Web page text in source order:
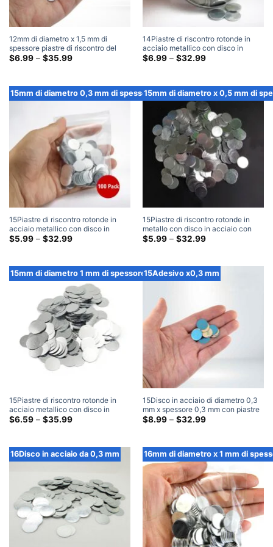
12mm di diametro x 1,5 mm di
spessore piastre di riscontro del
disco in acciaio con disco in
$6.99 – $35.99Fascia
Attraverso
$35.99
14Piastre di riscontro rotonde in
acciaio metallico con disco in
acciaio di diametro mm x 1 mm di
$6.99 – $32.99Fascia
Attraverso
$32.99
15mm di diametro 0,3 mm di spessore
15Piastre di riscontro rotonde in
acciaio metallico con disco in
acciaio di diametro mm x 0,3 mm di
$5.99 – $32.99Fascia
Attraverso
$32.99
15mm di diametro x 0,5 mm di
15Piastre di riscontro rotonde in
metallo con disco in acciaio con
disco in acciaio di diametro mm x
$5.99 – $32.99Fascia
Attraverso
$32.99
15mm di diametro 1 mm di spessore
15Piastre di riscontro rotonde in
acciaio metallico con disco in
acciaio di diametro mm x 1 mm di
$6.59 – $35.99Fascia
Attraverso
$35.99
15Adesivo x0,3 mm
15Disco in acciaio di diametro 0,3
mm x spessore 0,3 mm con piastre
di riscontro metalliche rotonde
$8.99 – $32.99Fascia
Attraverso
$32.99
16Disco in acciaio da 0,3 mm 16mm di diametro x 1 mm di